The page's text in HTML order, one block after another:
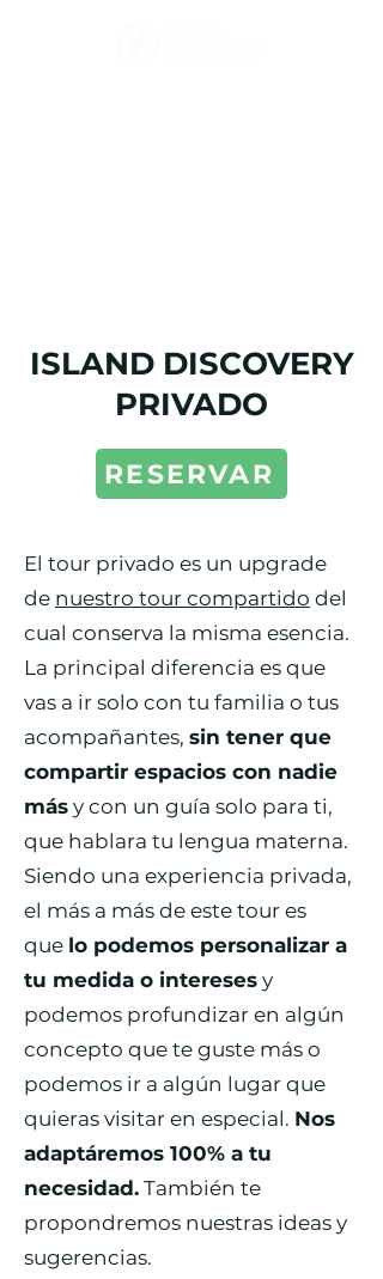
ISLAND DISCOVERY
PRIVADO
RESERVAR
El tour privado es un upgrade
de nuestro tour compartido del
cual conserva la misma esencia.
La principal diferencia es que
vas a ir solo con tu familia o tus
acompañantes, sin tener que
compartir espacios con nadie
más y con un guía solo para ti,
que hablara tu lengua materna.
Siendo una experiencia privada,
el más a más de este tour es
que lo podemos personalizar a
tu medida o intereses y
podemos profundizar en algún
concepto que te guste más o
podemos ir a algún lugar que
quieras visitar en especial. Nos
adaptáremos 100% a tu
necesidad. También te
propondremos nuestras ideas y
sugerencias.